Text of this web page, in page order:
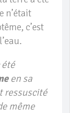
n’était
c’est
été
en sa
ressuscité
même